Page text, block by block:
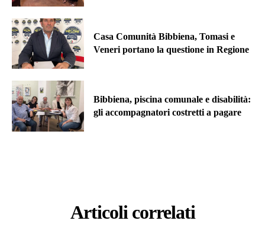
Casa Comunità Bibbiena, Tomasi e
Veneri portano la questione in Regione
Bibbiena, piscina comunale e disabilità:
gli accompagnatori costretti a pagare
Articoli correlati